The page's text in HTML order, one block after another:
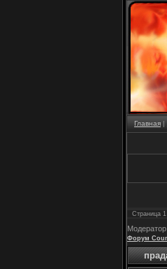
Главная |
Страница 1
Форум